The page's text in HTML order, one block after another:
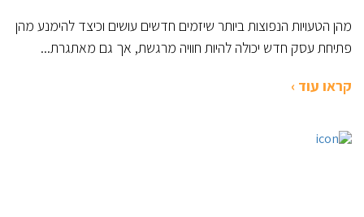
מהן הטעויות הנפוצות ביותר שיזמים חדשים עושים וכיצד להימנע מהן
פתיחת עסק חדש יכולה להיות חוויה מרגשת, אך גם מאתגרת...
קראו עוד ›